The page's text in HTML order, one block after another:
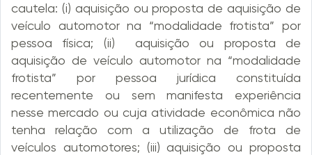
cautela: (i) aquisição ou proposta de aquisição de
veículo automotor na “modalidade frotista” por
pessoa física; (ii) aquisição ou proposta de
aquisição de veículo automotor na “modalidade
frotista” por pessoa jurídica constituída
recentemente ou sem manifesta experiência
nesse mercado ou cuja atividade econômica não
tenha relação com a utilização de frota de
veículos automotores; (iii) aquisição ou proposta